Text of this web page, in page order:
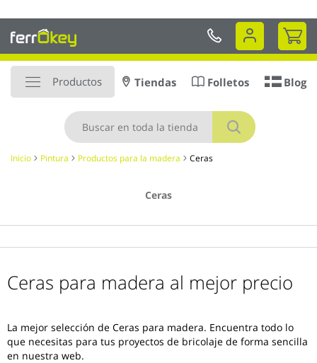
al
contenido
Mi
Productos
Buscar
Tiendas Folletos Blog
Inicio Pintura Productos para la madera Ceras
Ceras
Ceras para madera al mejor precio
La mejor selección de Ceras para madera. Encuentra todo lo
que necesitas para tus proyectos de bricolaje de forma sencilla
en nuestra web.